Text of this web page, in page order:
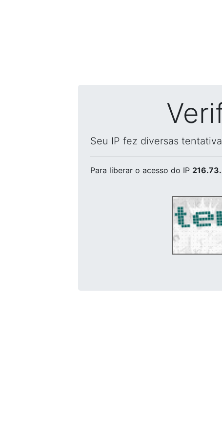
Seu IP fez diversas
Para liberar o acesso do IP